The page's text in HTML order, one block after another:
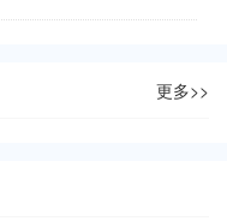
更多>>